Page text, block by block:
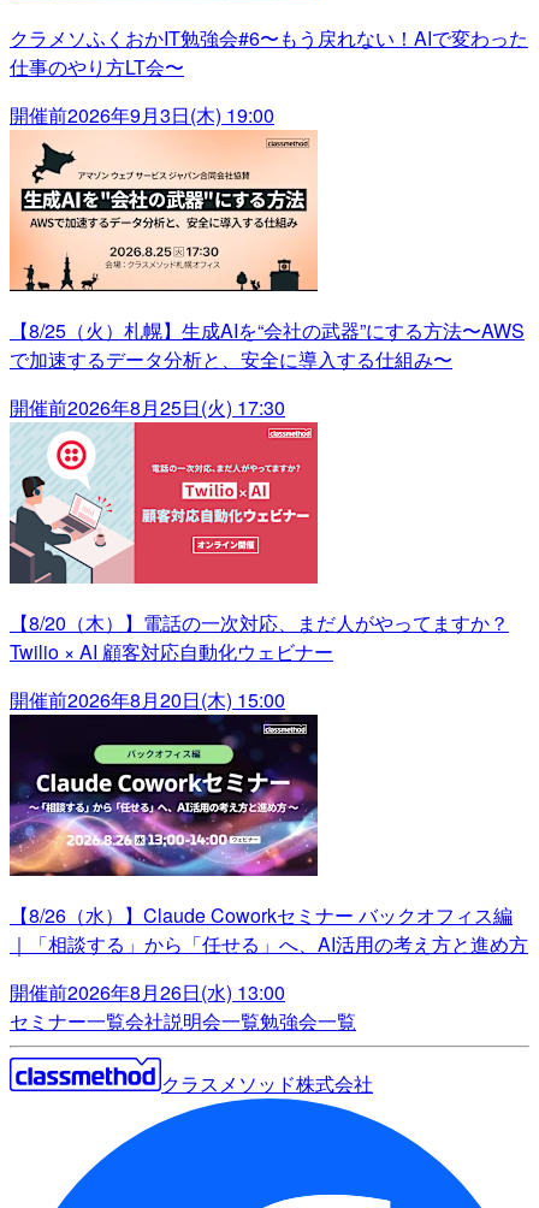
クラメソふくおかIT勉強会#6〜もう戻れない！AIで変わった
仕事のやり方LT会〜
開催前2026年9月3日(木) 19:00
【8/25（火）札幌】生成AIを“会社の武器”にする方法〜AWS
で加速するデータ分析と、安全に導入する仕組み〜
開催前2026年8月25日(火) 17:30
【8/20（木）】電話の一次対応、まだ人がやってますか？
Twilio × AI 顧客対応自動化ウェビナー
開催前2026年8月20日(木) 15:00
【8/26（水）】Claude Coworkセミナー バックオフィス編
｜「相談する」から「任せる」へ、AI活用の考え方と進め方
開催前2026年8月26日(水) 13:00
セミナー一覧会社説明会一覧勉強会一覧
クラスメソッド株式会社